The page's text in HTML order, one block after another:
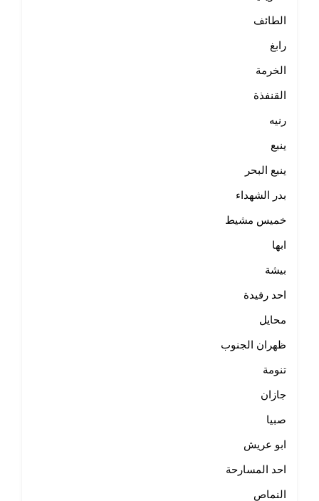
الطائف
رابغ
الخرمة
القنفذة
رنيه
ينبع
ينبع البحر
بدر الشهداء
خميس مشيط
ابها
بيشة
احد رفيدة
محايل
ظهران الجنوب
تنومة
جازان
صبيا
ابو عريش
احد المسارحة
النماص